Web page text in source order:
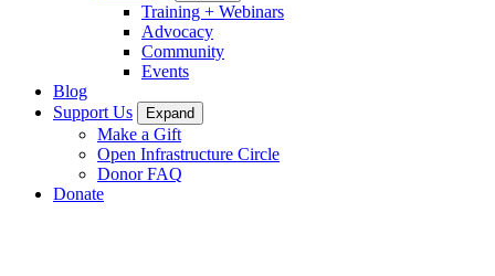
Training + Webinars
Advocacy
Community
Events
Blog
Support Us
Expand
Make a Gift
Open Infrastructure Circle
Donor FAQ
Donate